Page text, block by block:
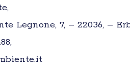
Legnone, 7, – 22036, –